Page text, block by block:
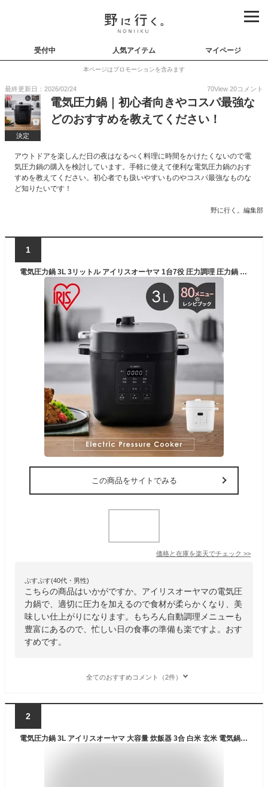
受付中 人気アイテム マイページ
本ページはプロモーションを含みます
最終更新日：2026/02/24 70View 20コメント
決定
電気圧力鍋｜初心者向きやコスパ最強な
どのおすすめを教えてください！
アウトドアを楽しんだ日の夜はなるべく料理に時間をかけたくないので電
気圧力鍋の購入を検討しています。手軽に使えて便利な電気圧力鍋のおす
すめを教えてください。初心者でも扱いやすいものやコスパ最強なものな
ど知りたいです！
野に行く。編集部
1
電気圧力鍋 3L 3リットル アイリスオーヤマ 1台7役 圧力調理 圧力鍋 電気鍋 煮物 無水調理 蒸し 低温調理 発酵 炊飯 調理 料理 プレゼント レシピブック付き ダークグレー 白 PMPC-REMA3
この商品をサイトでみる
価格と在庫を楽天でチェック >>
ぷすぷす(40代・男性)
こちらの商品はいかがですか。アイリスオーヤマの電気圧
力鍋で、適切に圧力を加えるので食材が柔らかくなり、美
味しい仕上がりになります。もちろん自動調理メニューも
豊富にあるので、忙しい日の食事の準備も楽ですよ。おす
すめです。
全てのおすすめコメント（2件）
2
電気圧力鍋 3L アイリスオーヤマ 大容量 炊飯器 3合 白米 玄米 電気鍋 圧力 鍋 グリル鍋 自動調理器 自動メニュー15種 1台7役 予約調理 保温 ほったらかし 時短 低温調理 無水調理 お手入れ 簡単 PMPC-REMA3 キッチン家電 * 圧力調理 圧力鍋 プレゼント